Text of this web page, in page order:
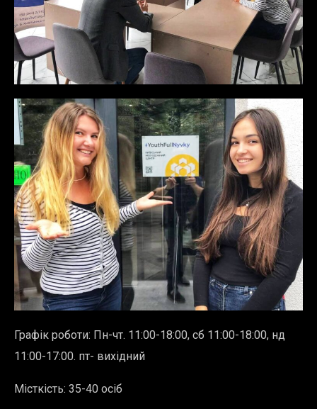
Графік роботи: Пн-чт. 11:00-18:00, сб 11:00-18:00, нд
11:00-17:00. пт- вихідний
Місткість: 35-40 осіб